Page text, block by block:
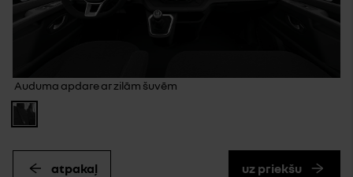
Auduma apdare ar zilām šuvēm
atpakaļ uz priekšu